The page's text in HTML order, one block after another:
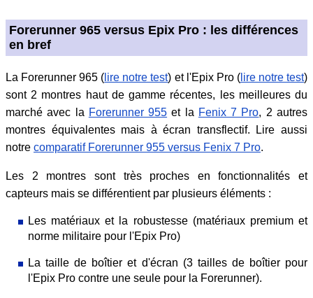
Forerunner 965 versus Epix Pro : les différences
en bref
La Forerunner 965 ( lire notre test) et l'Epix Pro (lire notre test)
sont 2 montres haut de gamme récentes, les meilleures du
marché avec la Forerunner 955 et la Fenix 7 Pro, 2 autres
montres équivalentes mais à écran transflectif. Lire aussi
notre comparatif Forerunner 955 versus Fenix 7 Pro.
Les 2 montres sont très proches en fonctionnalités et
capteurs mais se différentient par plusieurs éléments :
Les matériaux et la robustesse (matériaux premium et
norme militaire pour l'Epix Pro)
La taille de boîtier et d'écran (3 tailles de boîtier pour
l'Epix Pro contre une seule pour la Forerunner).